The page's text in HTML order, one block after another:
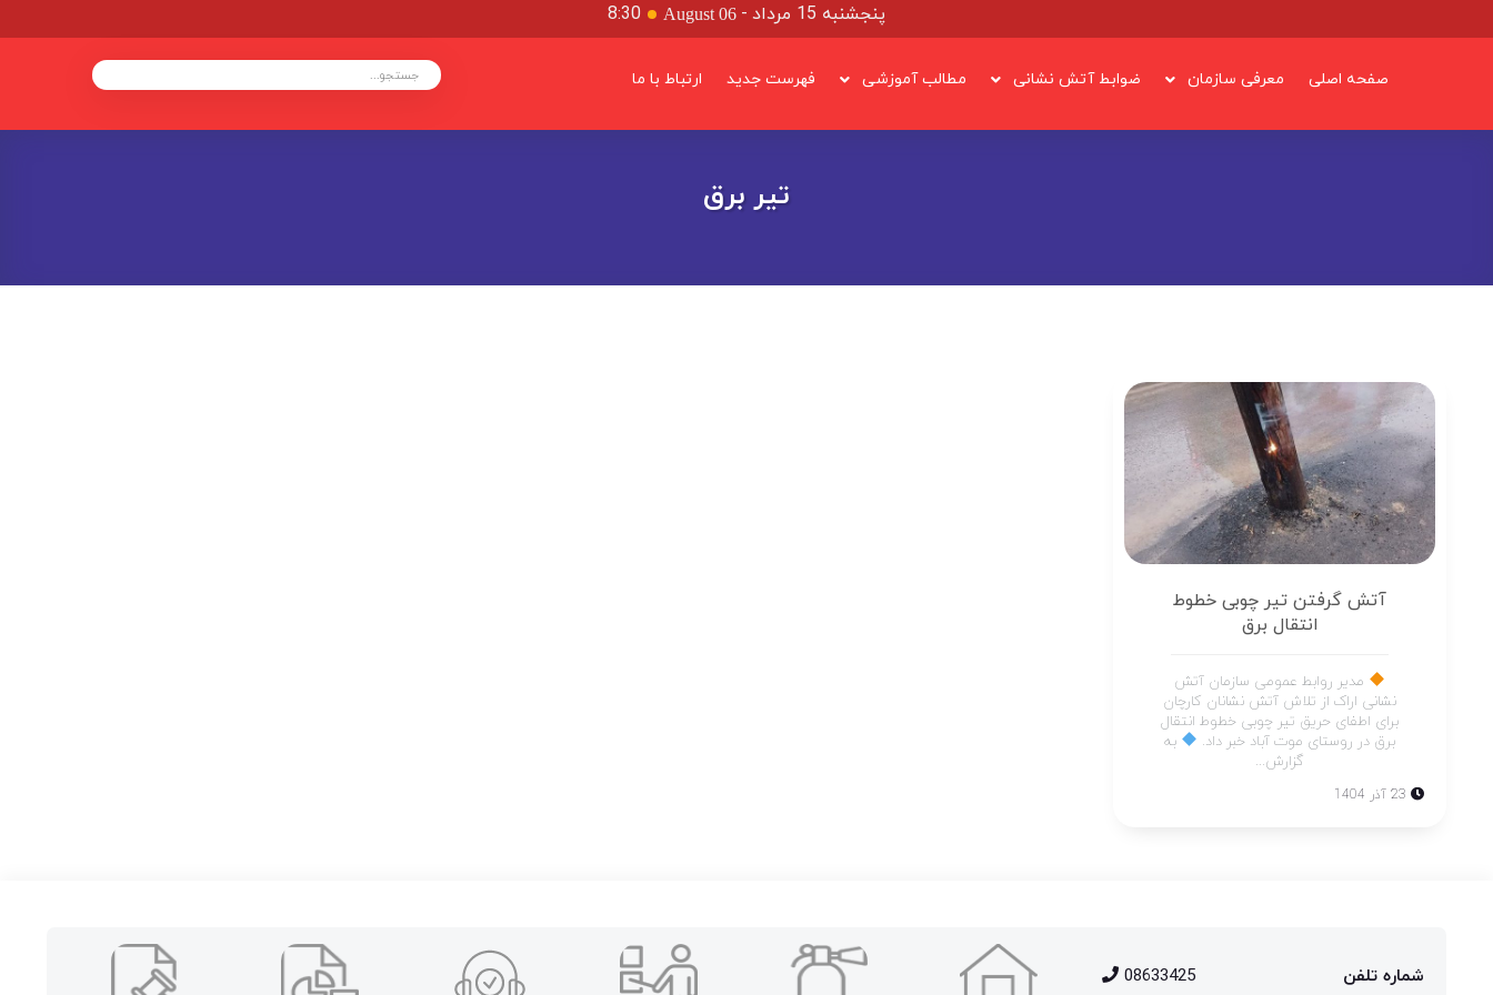
پنجشنبه 15 مرداد -
August 06
8:30
صفحه اصلی معرفی سازمان ضوابط آتش نشانی مطالب آموزشی فهرست جدید ارتباط با ما
تیر برق
آتش گرفتن تیر چوبی خطوط
انتقال برق
مدیر روابط عمومی سازمان آتش
نشانی اراک از تلاش آتش نشانان کارچان
برای اطفای حریق تیر چوبی خطوط انتقال
برق در روستای موت آباد خبر داد.
به
گزارش...
شماره تلفن 08633425